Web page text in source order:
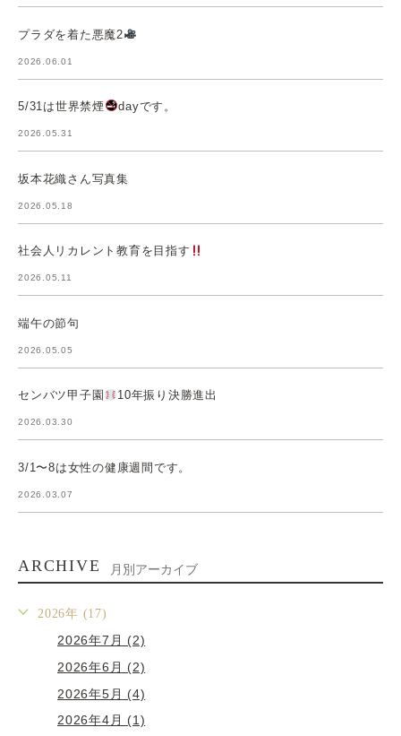
プラダを着た悪魔2
2026.06.01
5/31は世界禁煙 dayです。
2026.05.31
坂本花織さん写真集
2026.05.18
社会人リカレント教育を目指す
2026.05.11
端午の節句
2026.05.05
センバツ甲子園 10年振り決勝進出
2026.03.30
3/1〜8は女性の健康週間です。
2026.03.07
ARCHIVE 月別アーカイブ
2026年 (17)
2026年7月 (2)
2026年6月 (2)
2026年5月 (4)
2026年4月 (1)